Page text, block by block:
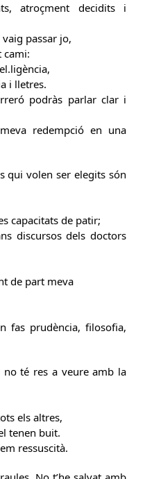
atroçment decidits i
passar jo,
cami:
i lletres.
podràs parlar clar i
redempció en una
qui volen ser elegits són
capacitats de patir;
discursos dels doctors
de part meva
fas prudència, filosofia,
no té res a veure amb la
els altres,
tenen buit.
ressuscità.